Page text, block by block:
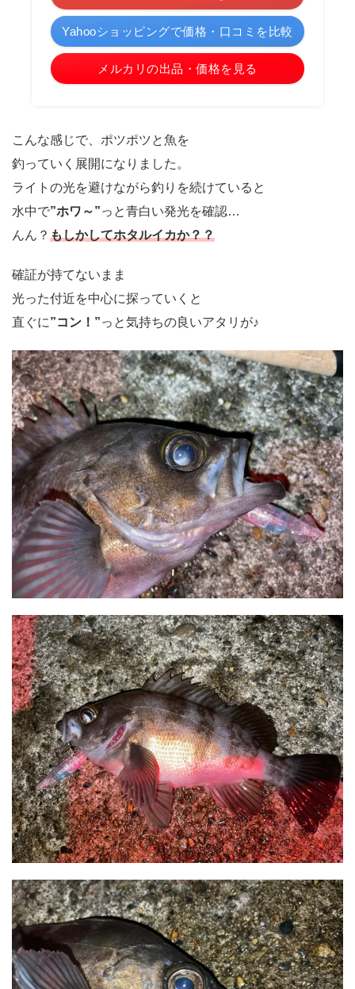
Yahooショッピングで価格・口コミを比較
メルカリの出品・価格を見る
こんな感じで、ポツポツと魚を
釣っていく展開になりました。
ライトの光を避けながら釣りを続けていると
水中で”ホワ～”っと青白い発光を確認…
んん？ もしかしてホタルイカか？？
確証が持てないまま
光った付近を中心に探っていくと
直ぐに”コン！”っと気持ちの良いアタリが♪